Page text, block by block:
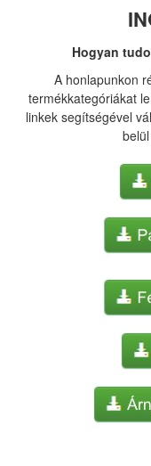
Hogyan
A honlapunkon
termékkategóriákat
linkek segítségével